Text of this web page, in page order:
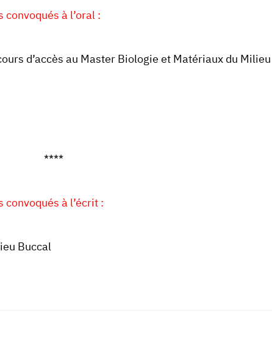
à l’oral :
d’accès au Master Biologie et Matériaux du Milieu
****
à l’écrit :
Buccal